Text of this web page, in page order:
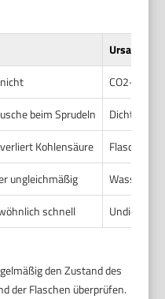
Ursache
CO2-
beim Sprudeln
Kohlensäure
Flasche ist
ungleichmäßig
schnell
Undichte
den Zustand des
der Flaschen überprüfen.